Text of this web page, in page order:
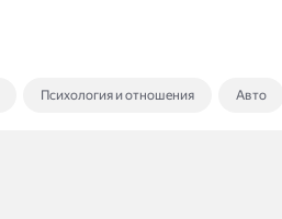
Психология и отношения Авто